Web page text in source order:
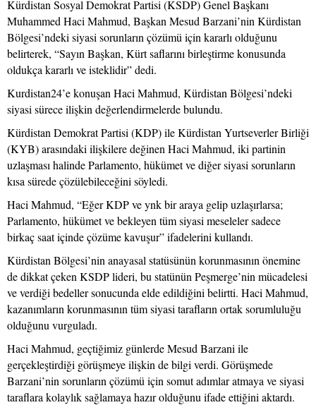
Kürdistan Sosyal Demokrat Partisi (KSDP) Genel Başkanı
Muhammed Haci Mahmud, Başkan Mesud Barzani’nin Kürdistan
Bölgesi’ndeki siyasi sorunların çözümü için kararlı olduğunu
belirterek, “Sayın Başkan, Kürt saflarını birleştirme konusunda
oldukça kararlı ve isteklidir” dedi.
Kurdistan24’e konuşan Haci Mahmud, Kürdistan Bölgesi’ndeki
siyasi sürece ilişkin değerlendirmelerde bulundu.
Kürdistan Demokrat Partisi (KDP) ile Kürdistan Yurtseverler Birliği
(KYB) arasındaki ilişkilere değinen Haci Mahmud, iki partinin
uzlaşması halinde Parlamento, hükümet ve diğer siyasi sorunların
kısa sürede çözülebileceğini söyledi.
Haci Mahmud, “Eğer KDP ve ynk bir araya gelip uzlaşırlarsa;
Parlamento, hükümet ve bekleyen tüm siyasi meseleler sadece
birkaç saat içinde çözüme kavuşur” ifadelerini kullandı.
Kürdistan Bölgesi’nin anayasal statüsünün korunmasının önemine
de dikkat çeken KSDP lideri, bu statünün Peşmerge’nin mücadelesi
ve verdiği bedeller sonucunda elde edildiğini belirtti. Haci Mahmud,
kazanımların korunmasının tüm siyasi tarafların ortak sorumluluğu
olduğunu vurguladı.
Haci Mahmud, geçtiğimiz günlerde Mesud Barzani ile
gerçekleştirdiği görüşmeye ilişkin de bilgi verdi. Görüşmede
Barzani’nin sorunların çözümü için somut adımlar atmaya ve siyasi
taraflara kolaylık sağlamaya hazır olduğunu ifade ettiğini aktardı.